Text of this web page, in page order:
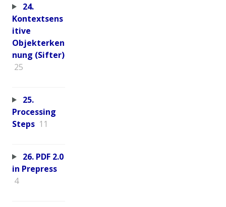
24.
Kontextsens
itive
Objekterken
nung (Sifter)
25
25.
Processing
Steps 11
26. PDF 2.0
in Prepress
4